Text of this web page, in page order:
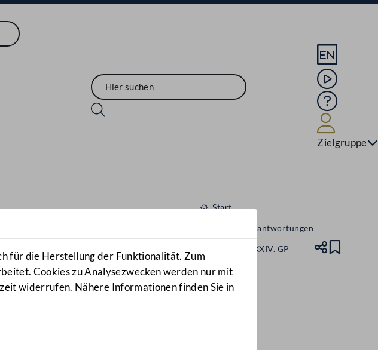
Sprache
Mediathek
Hilfe
Zielgruppe
für die Herstellung der Funktionalität. Zum
Cookies zu Analysezwecken werden nur mit
widerrufen. Nähere Informationen finden Sie in
Start
Anfragen & Beantwortungen
Nationalrat - XXIV. GP
Anfragen
3803/J